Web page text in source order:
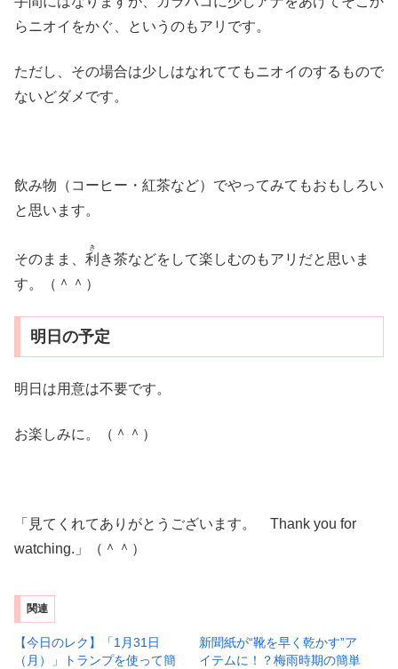
らニオイをかぐ、というのもアリです。
ただし、その場合は少しはなれててもニオイのするもので
ないどダメです。
飲み物（コーヒー・紅茶など）でやってみてもおもしろい
と思います。
そのまま、 利
き
き茶などをして楽しむのもアリだと思いま
す。（＾＾）
明日の予定
明日は用意は不要です。
お楽しみに。（＾＾）
「見てくれてありがとうございます。 Thank you for
watching.」（＾＾）
関連
【今日のレク】「1月31日
（月）」トランプを使って簡
新聞紙が“靴を早く乾かす”ア
イテムに！？梅雨時期の簡単